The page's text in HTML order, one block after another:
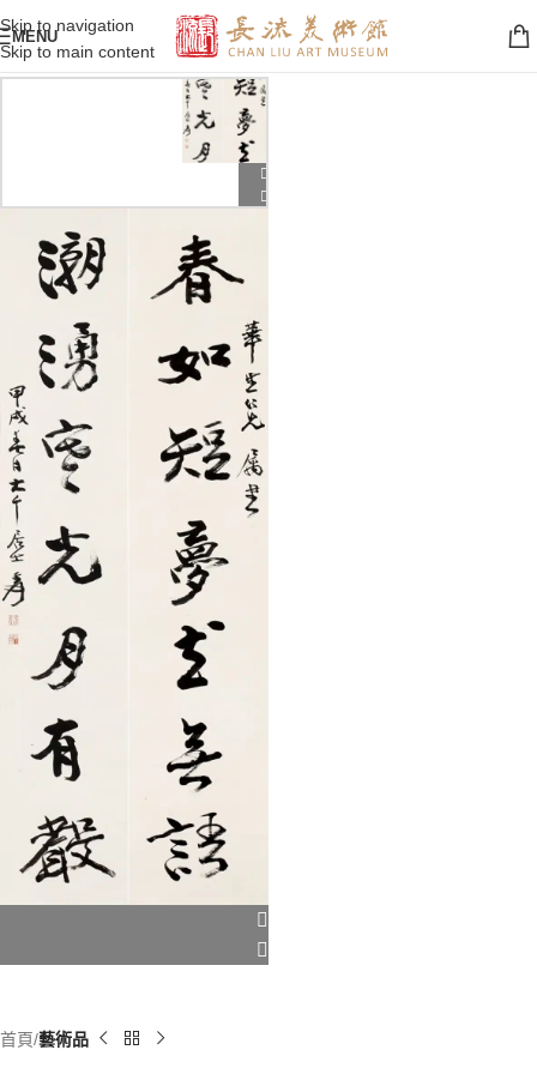
Skip to navigation
Skip to main content
MENU
首頁 藝術品